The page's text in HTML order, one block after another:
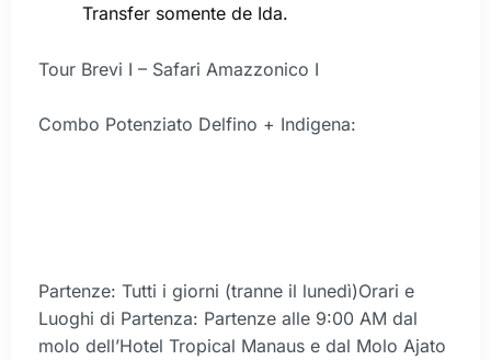
Transfer somente de Ida.
Tour Brevi I – Safari Amazzonico I
Combo Potenziato Delfino + Indigena:
Partenze: Tutti i giorni (tranne il lunedì)Orari e
Luoghi di Partenza: Partenze alle 9:00 AM dal
molo dell’Hotel Tropical Manaus e dal Molo Ajato